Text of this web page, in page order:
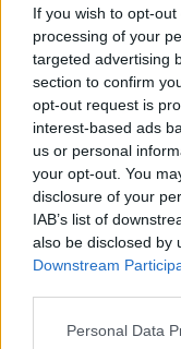
If you wish to opt-
processing of your
targeted advertising
section to confirm
opt-out request is
interest-based ads
us or personal
your opt-out. You
disclosure of your
IAB’s list of
also be disclosed by
Downstream
Personal Data
GOSSIP -
Να ταξιδεύει
ΣΧΕΣΕΙΣ ΚΑΙ
Χρήματα και
καταλήξετε σε
GOSSIP -
Η Μπάρμπρα